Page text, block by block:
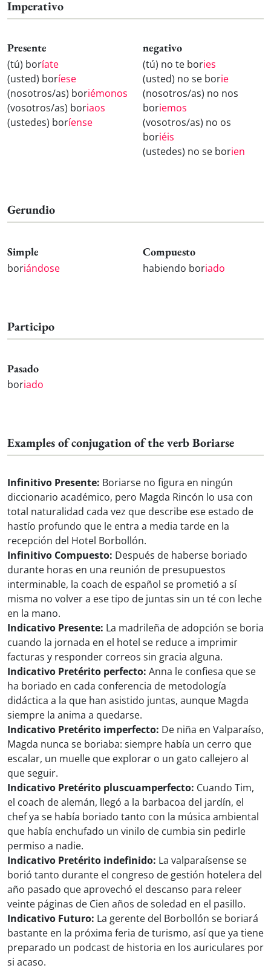
Imperativo
Presente
(tú) boríate
(usted) boríese
(nosotros/as) boriémonos
(vosotros/as) boriaos
(ustedes) boríense
negativo
(tú) no te bories
(usted) no se borie
(nosotros/as) no nos
boriemos
(vosotros/as) no os
boriéis
(ustedes) no se borien
Gerundio
Simple
boriándose
Compuesto
habiendo boriado
Participo
Pasado
boriado
Examples of conjugation of the verb Boriarse
Infinitivo Presente: Boriarse no figura en ningún
diccionario académico, pero Magda Rincón lo usa con
total naturalidad cada vez que describe ese estado de
hastío profundo que le entra a media tarde en la
recepción del Hotel Borbollón.
Infinitivo Compuesto: Después de haberse boriado
durante horas en una reunión de presupuestos
interminable, la coach de español se prometió a sí
misma no volver a ese tipo de juntas sin un té con leche
en la mano.
Indicativo Presente: La madrileña de adopción se boria
cuando la jornada en el hotel se reduce a imprimir
facturas y responder correos sin gracia alguna.
Indicativo Pretérito perfecto: Anna le confiesa que se
ha boriado en cada conferencia de metodología
didáctica a la que han asistido juntas, aunque Magda
siempre la anima a quedarse.
Indicativo Pretérito imperfecto: De niña en Valparaíso,
Magda nunca se boriaba: siempre había un cerro que
escalar, un muelle que explorar o un gato callejero al
que seguir.
Indicativo Pretérito pluscuamperfecto: Cuando Tim,
el coach de alemán, llegó a la barbacoa del jardín, el
chef ya se había boriado tanto con la música ambiental
que había enchufado un vinilo de cumbia sin pedirle
permiso a nadie.
Indicativo Pretérito indefinido: La valparaísense se
borió tanto durante el congreso de gestión hotelera del
año pasado que aprovechó el descanso para releer
veinte páginas de Cien años de soledad en el pasillo.
Indicativo Futuro: La gerente del Borbollón se boriará
bastante en la próxima feria de turismo, así que ya tiene
preparado un podcast de historia en los auriculares por
si acaso.